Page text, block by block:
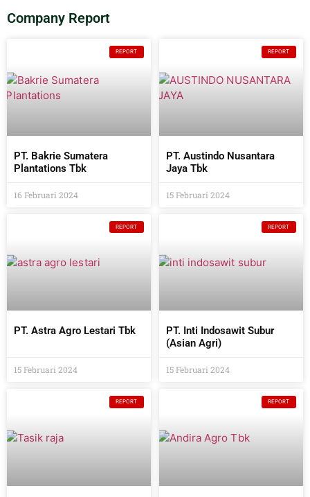
Company Report
REPORT
PT. Bakrie Sumatera
Plantations Tbk
16 Februari 2024
REPORT
PT. Austindo Nusantara
Jaya Tbk
15 Februari 2024
REPORT
PT. Astra Agro Lestari Tbk
15 Februari 2024
REPORT
PT. Inti Indosawit Subur
(Asian Agri)
15 Februari 2024
REPORT REPORT